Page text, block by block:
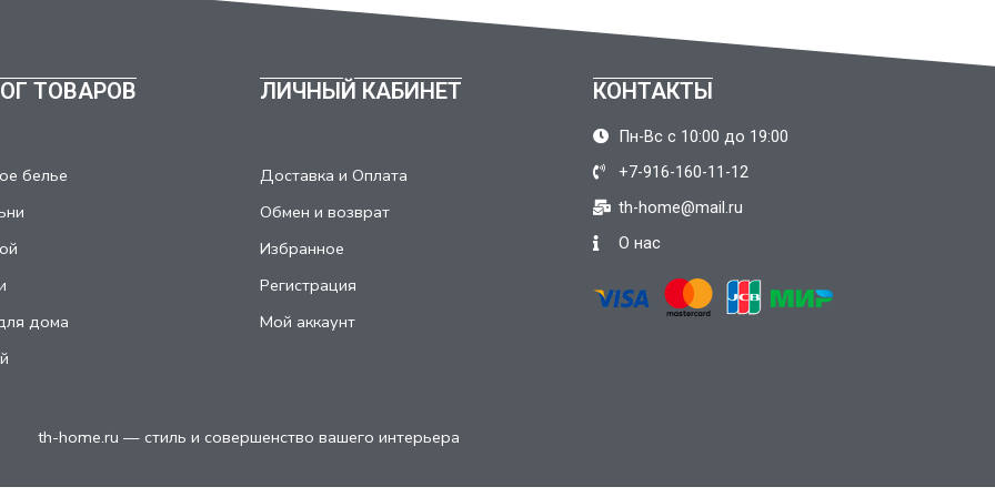
ТОВАРОВ
белье
дома
ЛИЧНЫЙ КАБИНЕТ
Доставка и Оплата
Обмен и возврат
Избранное
Регистрация
Мой аккаунт
КОНТАКТЫ
Пн-Вс с 10:00 до 19:00
+7-916-160-11-12
th-home@mail.ru
О нас
th-home.ru — стиль и совершенство вашего интерьера